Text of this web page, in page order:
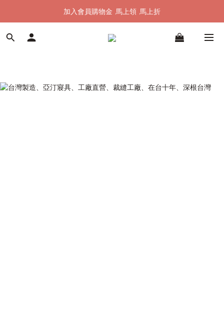
加入會員購物金  馬上領  馬上折
加入會員購物金  馬上領  馬上折
全館單筆滿 $1500 即享全台免運